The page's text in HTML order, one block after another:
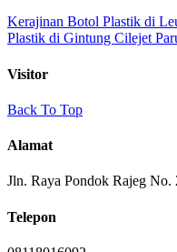
Kerajinan Botol Plastik di
Plastik di Gintung Cilejet
Visitor
Back To Top
Alamat
Jln. Raya Pondok Rajeg No.
Telepon